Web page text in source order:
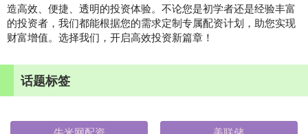
造高效、便捷、透明的投资体验。不论您是初学者还是经验丰富
的投资者，我们都能根据您的需求定制专属配资计划，助您实现
财富增值。选择我们，开启高效投资新篇章！
话题标签